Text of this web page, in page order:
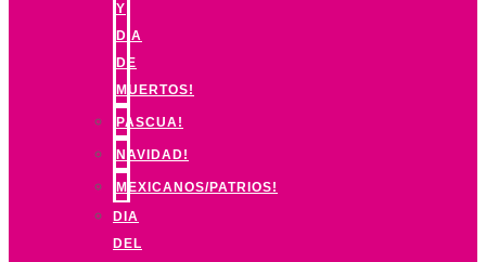
Y
DIA
DE
MUERTOS!
PASCUA!
NAVIDAD!
MEXICANOS/PATRIOS!
DIA
DEL